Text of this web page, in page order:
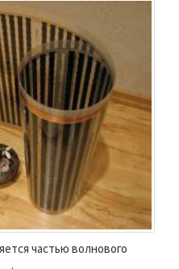
частью волнового